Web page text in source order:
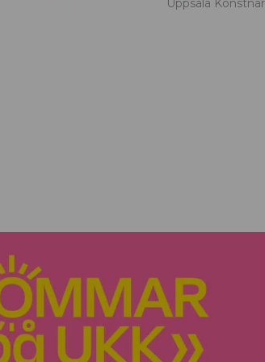
Uppsala